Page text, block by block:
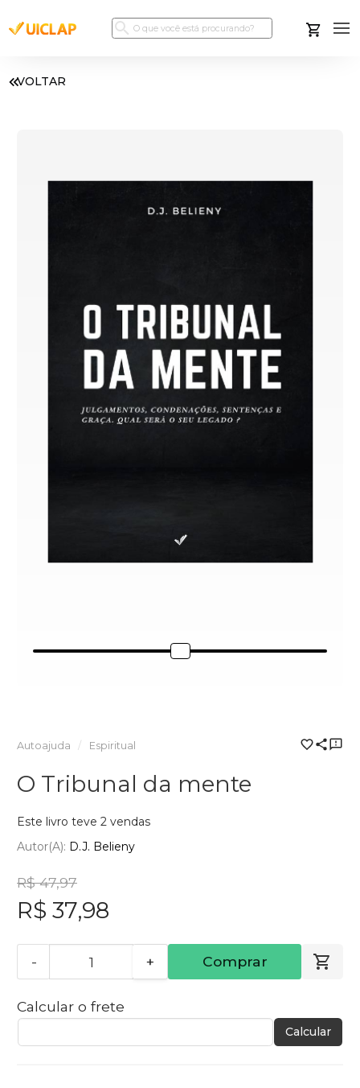
VOLTAR
Autoajuda Espiritual
O Tribunal da mente
Este livro teve 2 vendas
Autor(a): D.J. Belieny
R$ 47,97
R$ 37,98
- + Comprar
Calcular o frete
Calcular